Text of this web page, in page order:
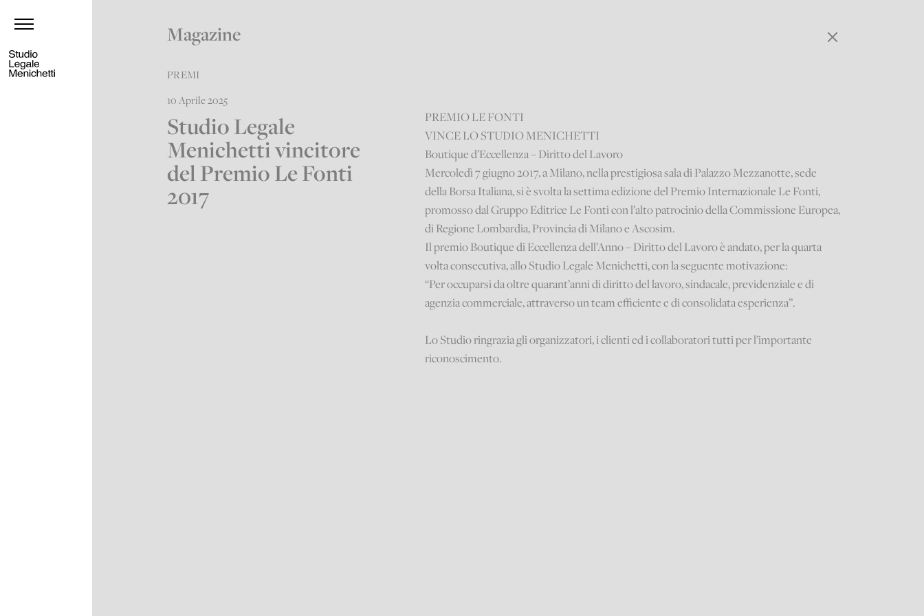
Magazine
PREMI
10 Aprile 2025
Studio Legale
Menichetti vincitore
del Premio Le Fonti
2017
PREMIO LE FONTI
VINCE LO STUDIO MENICHETTI
Boutique d’Eccellenza – Diritto del Lavoro
Mercoledì 7 giugno 2017, a Milano, nella prestigiosa sala di Palazzo Mezzanotte, sede
della Borsa Italiana, si è svolta la settima edizione del Premio Internazionale Le Fonti,
promosso dal Gruppo Editrice Le Fonti con l’alto patrocinio della Commissione Europea,
di Regione Lombardia, Provincia di Milano e Ascosim.
Il premio Boutique di Eccellenza dell’Anno – Diritto del Lavoro è andato, per la quarta
volta consecutiva, allo Studio Legale Menichetti, con la seguente motivazione:
“Per occuparsi da oltre quarant’anni di diritto del lavoro, sindacale, previdenziale e di
agenzia commerciale, attraverso un team efficiente e di consolidata esperienza”.
Lo Studio ringrazia gli organizzatori, i clienti ed i collaboratori tutti per l’importante
riconoscimento.